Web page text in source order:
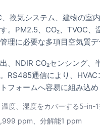
換気システム、建物の室
。PM2.5、CO₂、TVOC、
理に必要な多項目空気質デ
、NDIR CO₂センシング
RS485通信により、
フォームへ容易に組み込め
度、湿度をカバーする5-in-
ppm、分解能1 ppm